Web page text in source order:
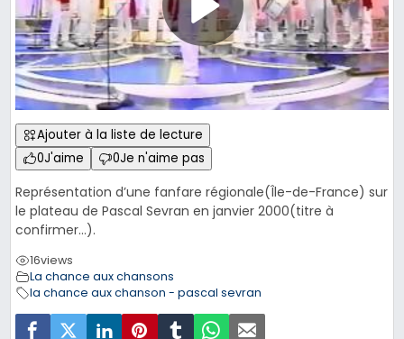
Ajouter à la liste de lecture
0J'aime 0Je n'aime pas
Représentation d’une fanfare régionale(Île-de-France) sur
le plateau de Pascal Sevran en janvier 2000(titre à
confirmer…).
16views
La chance aux chansons
la chance aux chanson - pascal sevran